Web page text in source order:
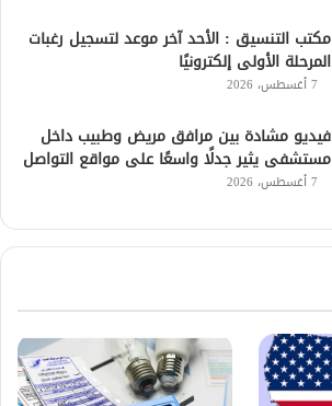
مكتب التنسيق : الأحد آخر موعد لتسجيل رغبات
المرحلة الأولى إلكترونيًا
7 أغسطس، 2026
فيديو مشادة بين مرافق مريض وطبيب داخل
مستشفى يثير جدلًا واسعًا على مواقع التواصل
7 أغسطس، 2026